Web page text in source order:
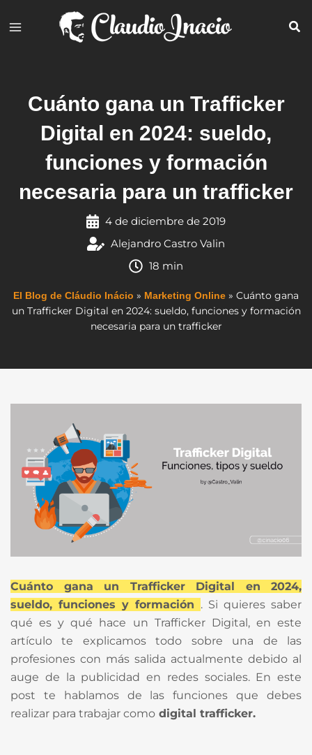
Cuánto gana un Trafficker
Digital en 2024: sueldo,
funciones y formación
necesaria para un trafficker
4 de diciembre de 2019
Alejandro Castro Valin
18 min
El Blog de Cláudio Inácio » Marketing Online » Cuánto gana
un Trafficker Digital en 2024: sueldo, funciones y formación
necesaria para un trafficker
Cuánto gana un Trafficker Digital en 2024,
sueldo, funciones y formación . Si quieres saber
qué es y qué hace un Trafficker Digital, en este
artículo te explicamos todo sobre una de las
profesiones con más salida actualmente debido al
auge de la publicidad en redes sociales. En este
post te hablamos de las funciones que debes
realizar para trabajar como digital trafficker.